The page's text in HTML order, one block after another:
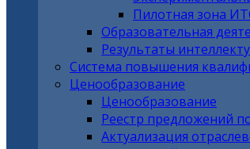
Пилотная зона
Образовательная
Результаты
Система повышения
Ценообразование
Ценообразование
Реестр предложений
Актуализация